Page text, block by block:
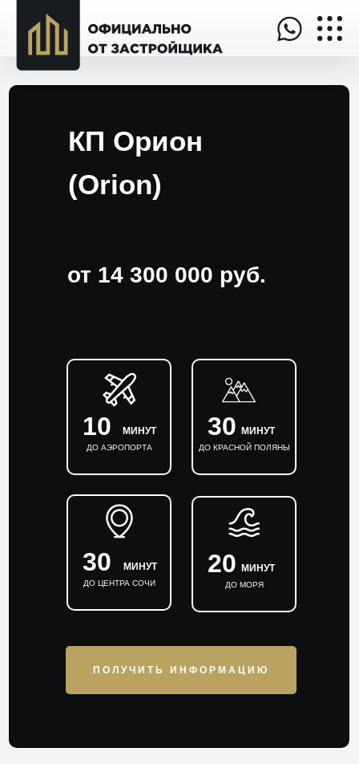
от 14 300 000 руб.
10 МИНУТ
ДО АЭРОПОРТА
КП Орион
(Orion)
30 МИНУТ
ДО ЦЕНТРА СОЧИ
ПОЛУЧИТЬ ИНФОРМАЦИЮ
20 МИНУТ
ДО МОРЯ
30 МИНУТ
ДО КРАСНОЙ ПОЛЯНЫ